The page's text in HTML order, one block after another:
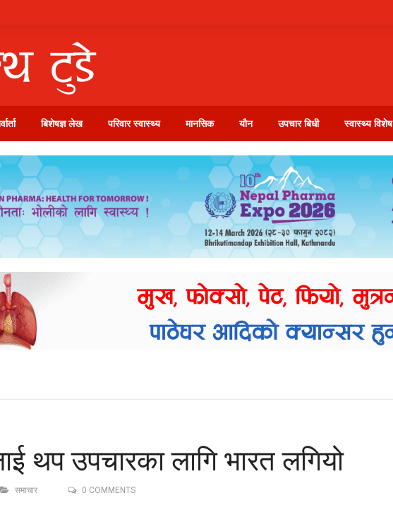
बिशेषज्ञ लेख परिवार स्वास्थ्य मानसिक यौन उपचार बिधी स्वास्थ्य विशेष
थप उपचारका लागि भारत लगियो
समाचार 0 COMMENTS